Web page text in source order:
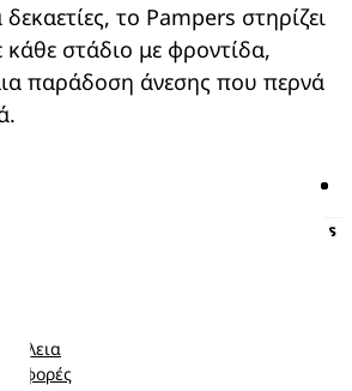
το Pampers στηρίζει
κάθε στάδιο με φροντίδα,
παράδοση άνεσης που περνά
Περισσότερα από τα Pampers